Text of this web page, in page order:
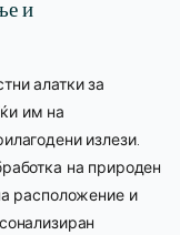
и
алатки за
им на
излези.
на природен
расположение и